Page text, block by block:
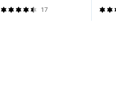
17